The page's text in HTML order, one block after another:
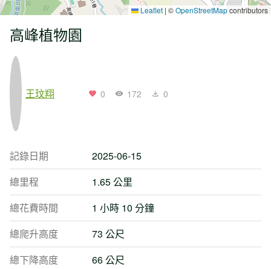
Leaflet | ©OpenStreetMapcontributors
高峰植物園
王玟翔 0 172 0
記錄日期
2025-06-15
總里程
1.65 公里
總花費時間
1 小時 10 分鐘
總爬升高度
73 公尺
總下降高度
66 公尺